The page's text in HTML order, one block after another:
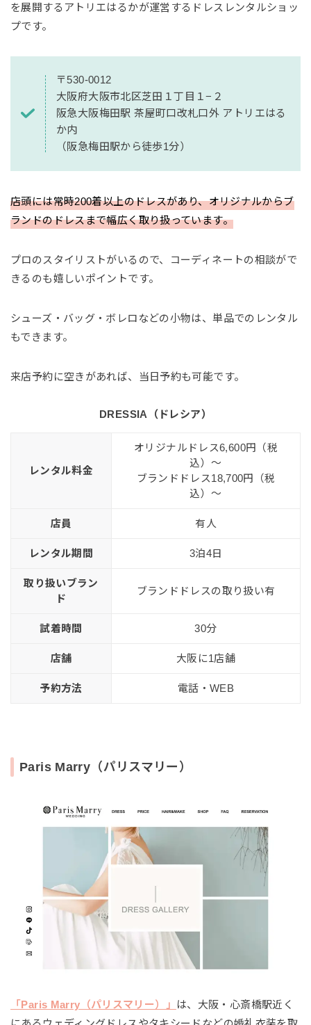
を展開するアトリエはるかが運営するドレスレンタルショッ
プです。
〒530-0012
大阪府大阪市北区芝田１丁目１−２
阪急大阪梅田駅 茶屋町口改札口外 アトリエはる
か内
（阪急梅田駅から徒歩1分）
店頭には常時200着以上のドレスがあり、オリジナルからブ
ランドのドレスまで幅広く取り扱っています。
プロのスタイリストがいるので、コーディネートの相談がで
きるのも嬉しいポイントです。
シューズ・バッグ・ボレロなどの小物は、単品でのレンタル
もできます。
来店予約に空きがあれば、当日予約も可能です。
DRESSIA（ドレシア）
レンタル料金
オリジナルドレス6,600円（税
込）〜
ブランドドレス18,700円（税
込）〜
店員 有人
レンタル期間 3泊4日
取り扱いブラン
ド
ブランドドレスの取り扱い有
試着時間 30分
店舗 大阪に1店舗
予約方法 電話・WEB
Paris Marry（パリスマリー）
「Paris Marry（パリスマリー）」
は、大阪・心斎橋駅近く